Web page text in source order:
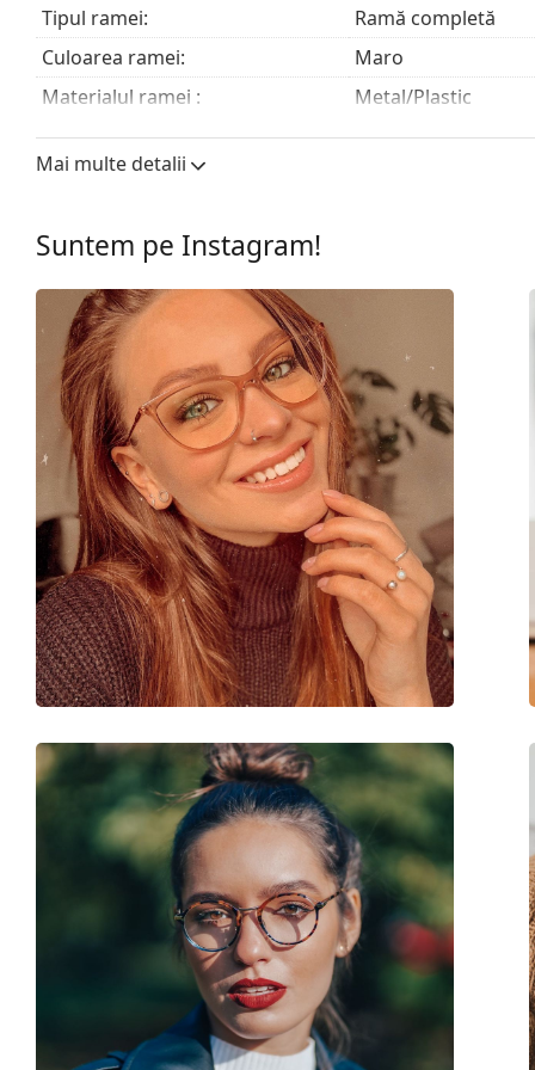
Tipul ramei:
Ramă completă
Culoarea ramei:
Maro
Materialul ramei :
Metal/Plastic
Mărime:
S
Lățimea ramei:
Lățimea punții nazale:
Greutate:
40 g
Pernițe reglabile pentru nas:
Balama flexibilă:
Nu
Clip-on:
Nu
Accesorii
Suport:
Da
Lavetă pentru curățat:
Da
Altele
Sex:
Femei
Categorie:
Ochelari de vedere
Brand:
Vogue
Mai multe detalii
Suntem pe Instagram!